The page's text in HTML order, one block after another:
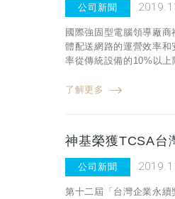
公司新聞
國際強固型電腦領導廠
體配送網路的運營效率
率從傳統設備的10%以上
了解更多
神基榮獲TCSA台
公司新聞
第十二屆「台灣企業永